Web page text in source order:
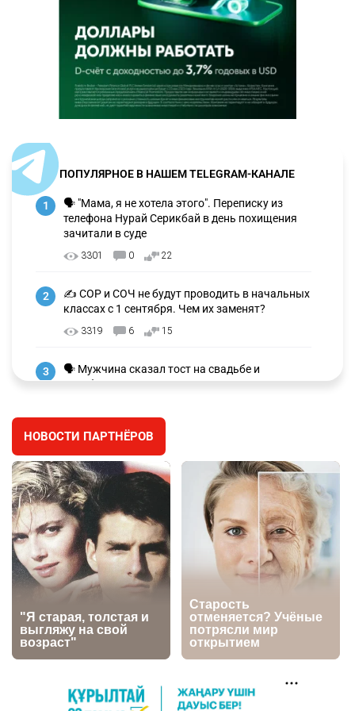
ПОПУЛЯРНОЕ В НАШЕМ TELEGRAM-КАНАЛЕ
1
🗣 "Мама, я не хотела этого". Переписку из
телефона Нурай Серикбай в день похищения
зачитали в суде
3301 0 22
2
✍️ СОР и СОЧ не будут проводить в начальных
классах с 1 сентября. Чем их заменят?
3319 6 15
3
🗣 Мужчина сказал тост на свадьбе и
заработал уголовное дело
🐏 Скота больше, а мясо дороже. Почему в
Казахстане продолжают расти цены на
баранину и конину
2719
5
⚠️ Доброе утро, друзья! Предлагаем обзор
главных новостей за 4 августа
2814 0 1
6
🗣Глава государства направил телеграмму
соболезнования родным и близким Халық
қаһарманы Ивана Гапича
2787 2 42
🇫🇷 Клуб ПСЖ объявил об открытии своей
НОВОСТИ ПАРТНЁРОВ